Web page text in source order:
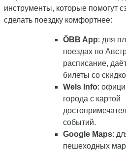
инструменты, которые помогут
сделать поездку комфортнее:
ÖBB App: для
поездах по
расписание,
билеты со
Wels Info:
города с картой
событий.
Google Maps:
пешеходных